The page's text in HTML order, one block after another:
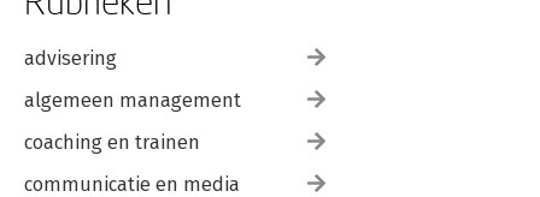
advisering
algemeen management
coaching en trainen
communicatie en media